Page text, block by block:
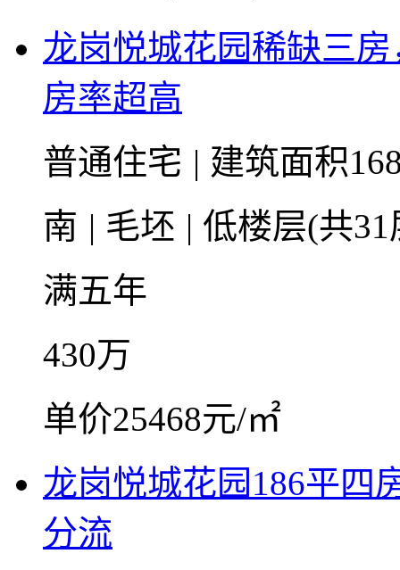
龙岗悦城花园稀缺三
房率超高
普通住宅 | 建筑面积
南 | 毛坯 | 低楼层(共
满五年
430万
单价25468元/㎡
龙岗悦城花园186平四
分流